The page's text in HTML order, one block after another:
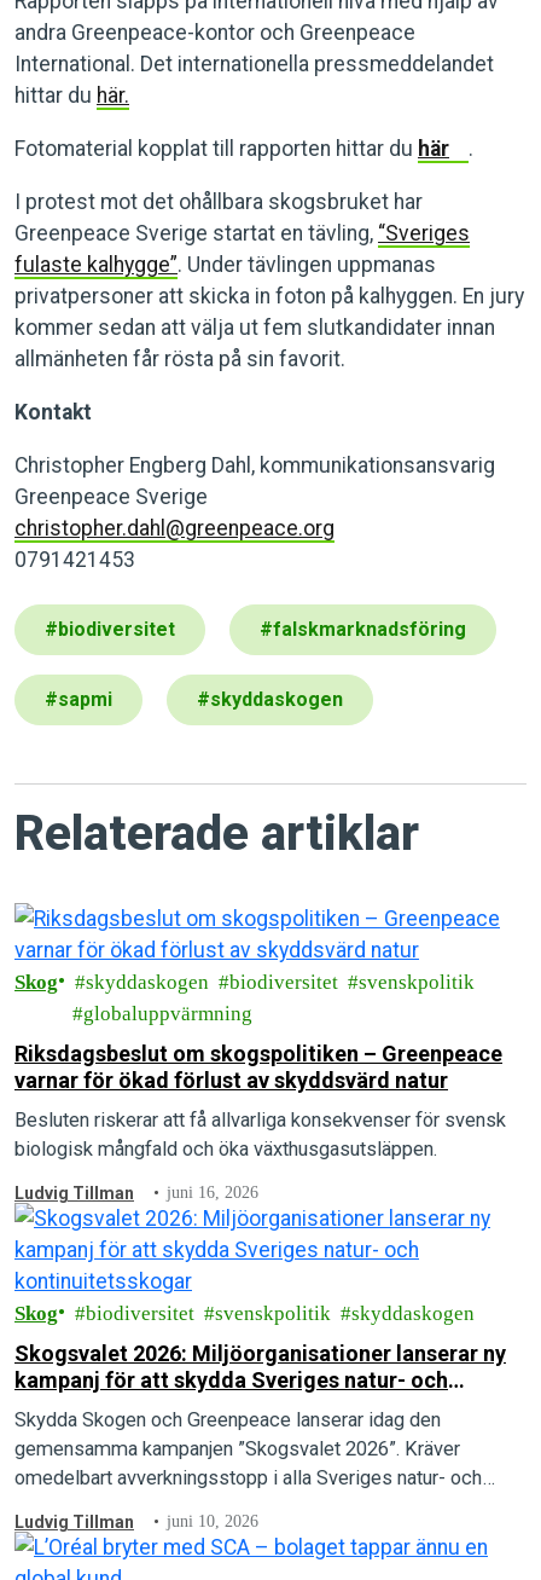
andra Greenpeace-kontor och Greenpeace
International. Det internationella pressmeddelandet
hittar du här.
Fotomaterial kopplat till rapporten hittar du här .
I protest mot det ohållbara skogsbruket har
Greenpeace Sverige startat en tävling, “Sveriges
fulaste kalhygge”. Under tävlingen uppmanas
privatpersoner att skicka in foton på kalhyggen. En jury
kommer sedan att välja ut fem slutkandidater innan
allmänheten får rösta på sin favorit.
Kontakt
Christopher Engberg Dahl, kommunikationsansvarig
Greenpeace Sverige
christopher.dahl@greenpeace.org
0791421453
#biodiversitet #falskmarknadsföring
#sapmi #skyddaskogen
Relaterade artiklar
Skog skyddaskogen biodiversitet
svenskpolitik
globaluppvärmning
Riksdagsbeslut om skogspolitiken – Greenpeace
varnar för ökad förlust av skyddsvärd natur
Besluten riskerar att få allvarliga konsekvenser för svensk
biologisk mångfald och öka växthusgasutsläppen.
Ludvig Tillman juni 16, 2026
Skog biodiversitet svenskpolitik skyddaskogen
Skogsvalet 2026: Miljöorganisationer lanserar ny
kampanj för att skydda Sveriges natur- och
kontinuitetsskogar
Skydda Skogen och Greenpeace lanserar idag den
gemensamma kampanjen ”Skogsvalet 2026”. Kräver
omedelbart avverkningsstopp i alla Sveriges natur- och
Ludvig Tillman juni 10, 2026